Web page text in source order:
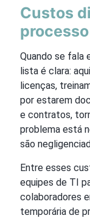
Custos
processo
Quando se fala
lista é clara:
licenças,
por estarem
e contratos,
problema está
são
Entre esses
equipes de TI
colaboradores
temporária de